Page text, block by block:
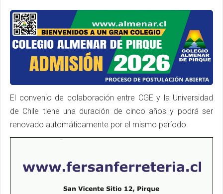
El convenio de colaboración entre CGE y la Universidad
de Chile tiene una duración de cinco años y podrá ser
renovado automáticamente por el mismo período.